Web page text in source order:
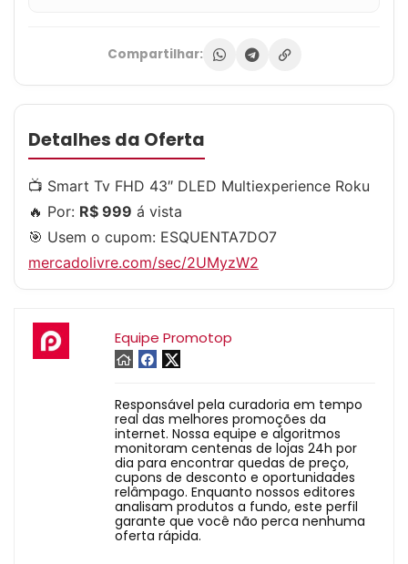
Compartilhar:
Detalhes da Oferta
📺 Smart Tv FHD 43″ DLED Multiexperience Roku
🔥 Por: R$ 999 á vista
🎯 Usem o cupom: ESQUENTA7DO7
mercadolivre.com/sec/2UMyzW2
Equipe Promotop
Responsável pela curadoria em tempo
real das melhores promoções da
internet. Nossa equipe e algoritmos
monitoram centenas de lojas 24h por
dia para encontrar quedas de preço,
cupons de desconto e oportunidades
relâmpago. Enquanto nossos editores
analisam produtos a fundo, este perfil
garante que você não perca nenhuma
oferta rápida.